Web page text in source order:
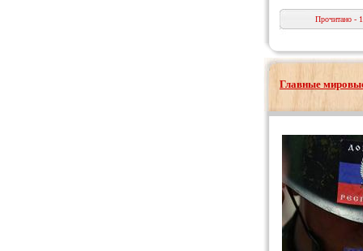
Прочитано -
Главные